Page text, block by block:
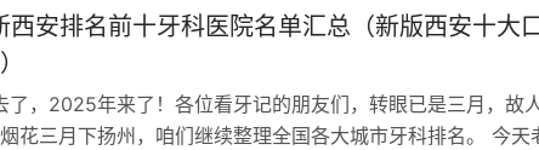
安排名前十牙科医院名单汇总（新版西安十大
，2025年来了！各位看牙记的朋友们，转眼已是三月，故
花三月下扬州，咱们继续整理全国各大城市牙科排名。 今天